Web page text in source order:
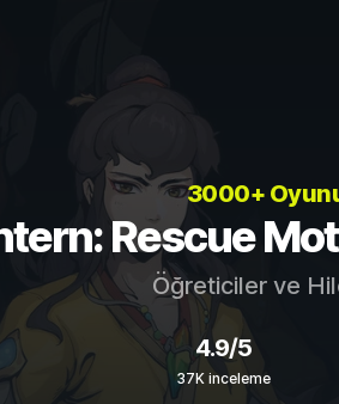
3000+
Rescue
Öğreticiler ve
4.9/5
37K inceleme